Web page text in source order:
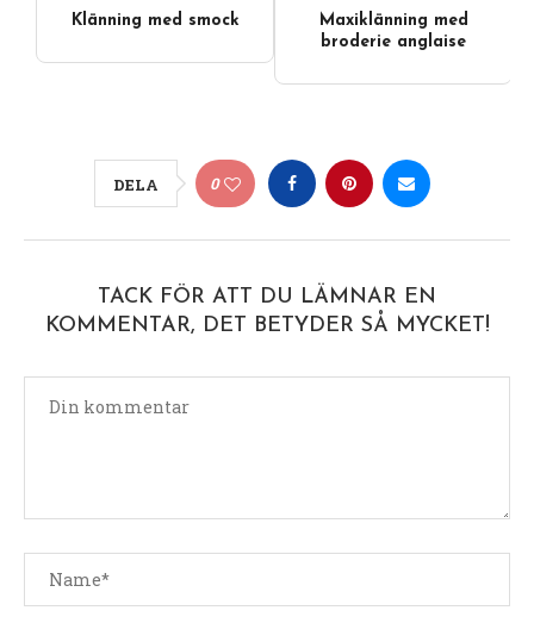
Klänning med smock
Maxiklänning med
broderie anglaise
DELA 0
TACK FÖR ATT DU LÄMNAR EN
KOMMENTAR, DET BETYDER SÅ MYCKET!